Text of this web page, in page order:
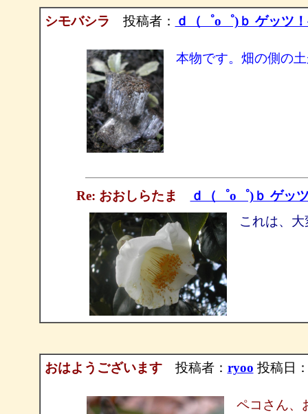
シモバシラ 投稿者： ｄ（゜ο゜)ｂ ゲッツ
本物です。畑の側の
Re: おおしらたま
ｄ（゜ο゜)ｂ ゲッ
これは、
おはようございます投稿者： ryoo 投稿日
ペコさん、